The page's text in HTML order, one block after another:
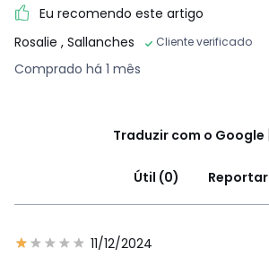
Eu recomendo este artigo
Rosalie , Sallanches Cliente verificado
Comprado há 1 mês
Traduzir com o Google
Útil (0) Reportar
11/12/2024